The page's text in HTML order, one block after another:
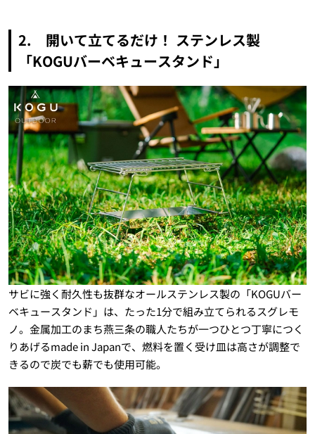
2. 開いて立てるだけ！ ステンレス製
「KOGUバーベキュースタンド」
サビに強く耐久性も抜群なオールステンレス製の「KOGUバー
ベキュースタンド」は、たった1分で組み立てられるスグレモ
ノ。金属加工のまち燕三条の職人たちが一つひとつ丁寧につく
りあげるmade in Japanで、燃料を置く受け皿は高さが調整で
きるので炭でも薪でも使用可能。